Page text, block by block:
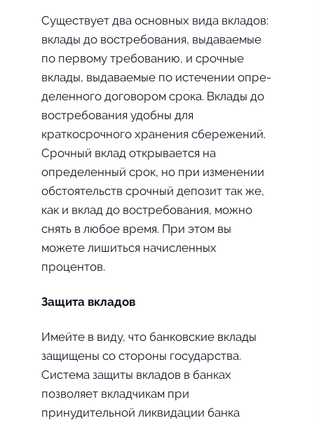
Существует два основных вида вкладов:
вклады до востребо­вания, выдаваемые
по первому требованию, и срочные
вклады, выдаваемые по истечении опре­
деленного договором срока. Вклады до
востребования удобны для
краткосрочного хра­нения сбережений.
Срочный вклад откры­вается на
определенный срок, но при изменении
обстоятельств срочный депозит так же,
как и вклад до востребо­вания, можно
снять в любое вре­мя. При этом вы
можете лишить­ся начисленных
процентов.
Защита вкладов
Имейте в виду, что банковские вклады
защищены со стороны государства.
Система защиты вкладов в банках
позволяет вкладчикам при
принудительной ликвидации банка